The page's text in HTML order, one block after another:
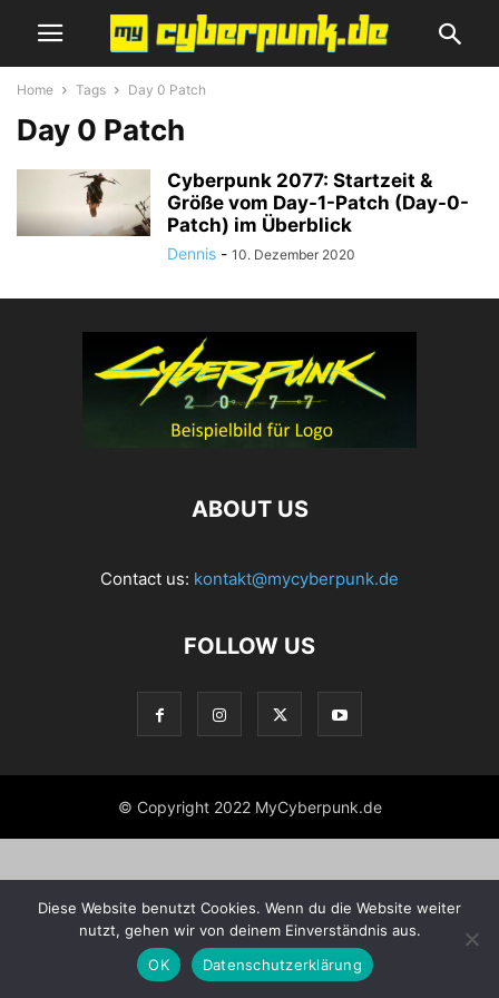
Home Tags Day 0 Patch
Day 0 Patch
Cyberpunk 2077: Startzeit &
Größe vom Day-1-Patch (Day-0-
Patch) im Überblick
Dennis - 10. Dezember 2020
ABOUT US
Contact us: kontakt@mycyberpunk.de
FOLLOW US
© Copyright 2022 MyCyberpunk.de
Diese Website benutzt Cookies. Wenn du die Website weiter
nutzt, gehen wir von deinem Einverständnis aus.
OK
Datenschutzerklärung